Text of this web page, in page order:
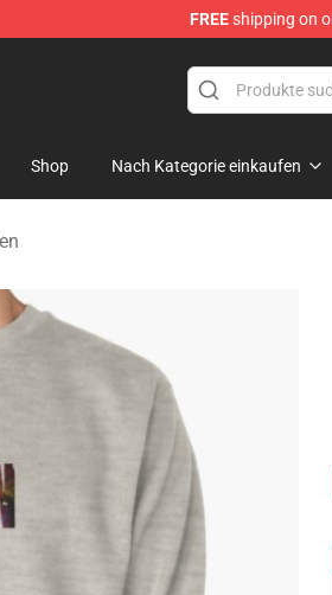
FREEshipping on
Shop Nach Kategorie einkaufen